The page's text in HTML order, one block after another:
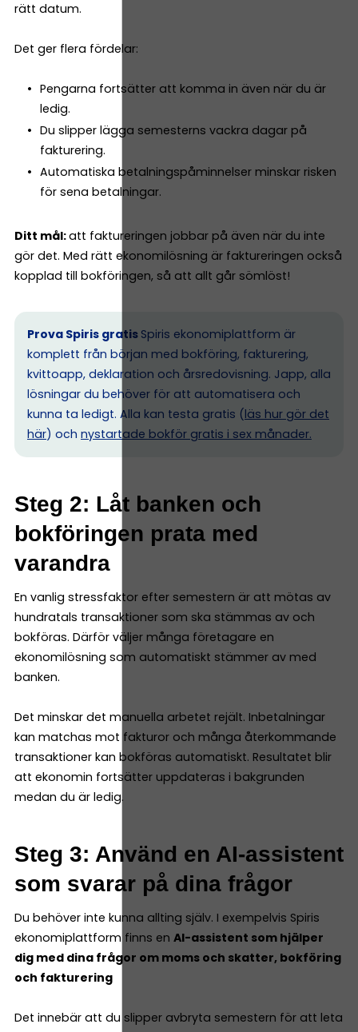
rätt datum.
Det ger flera fördelar:
Pengarna fortsätter att komma in även när du är
ledig.
Du slipper lägga semesterns vackra dagar på
fakturering.
Automatiska betalningspåminnelser minskar risken
för sena betalningar.
Ditt mål:att faktureringen jobbar på även när du inte
gör det. Med rätt ekonomilösning är faktureringen också
kopplad till bokföringen, så att allt går sömlöst!
Prova Spiris gratis Spiris ekonomiplattform är
komplett från början med bokföring, fakturering,
kvittoapp, deklaration och årsredovisning. Japp, alla
lösningar du behöver för att automatisera och
kunna ta ledigt. Alla kan testa gratis (läs hur gör det
här) och nystartade bokför gratis i sex månader.
Steg 2: Låt banken och
bokföringen prata med
varandra
En vanlig stressfaktor efter semestern är att mötas av
hundratals transaktioner som ska stämmas av och
bokföras. Därför väljer många företagare en
ekonomilösning som automatiskt stämmer av med
banken.
Det minskar det manuella arbetet rejält. Inbetalningar
kan matchas mot fakturor och många återkommande
transaktioner kan bokföras automatiskt. Resultatet blir
att ekonomin fortsätter uppdateras i bakgrunden
medan du är ledig.
Steg 3: Använd en AI-assistent
som svarar på dina frågor
Du behöver inte kunna allting själv. I exempelvis Spiris
ekonomiplattform finns en AI-assistent som hjälper
dig med dina frågor om moms och skatter, bokföring
och fakturering
Det innebär att du slipper avbryta semestern för att leta